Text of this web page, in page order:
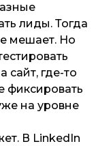
лиды. Тогда
мешает. Но
сайт, где-то
фиксировать
на уровне
В LinkedIn